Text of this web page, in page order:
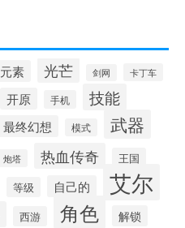
元素 光芒 剑网 卡丁车
开原 手机 技能
最终幻想 模式 武器
炮塔 热血传奇 王国
等级 自己的 艾尔
西游 角色 解锁